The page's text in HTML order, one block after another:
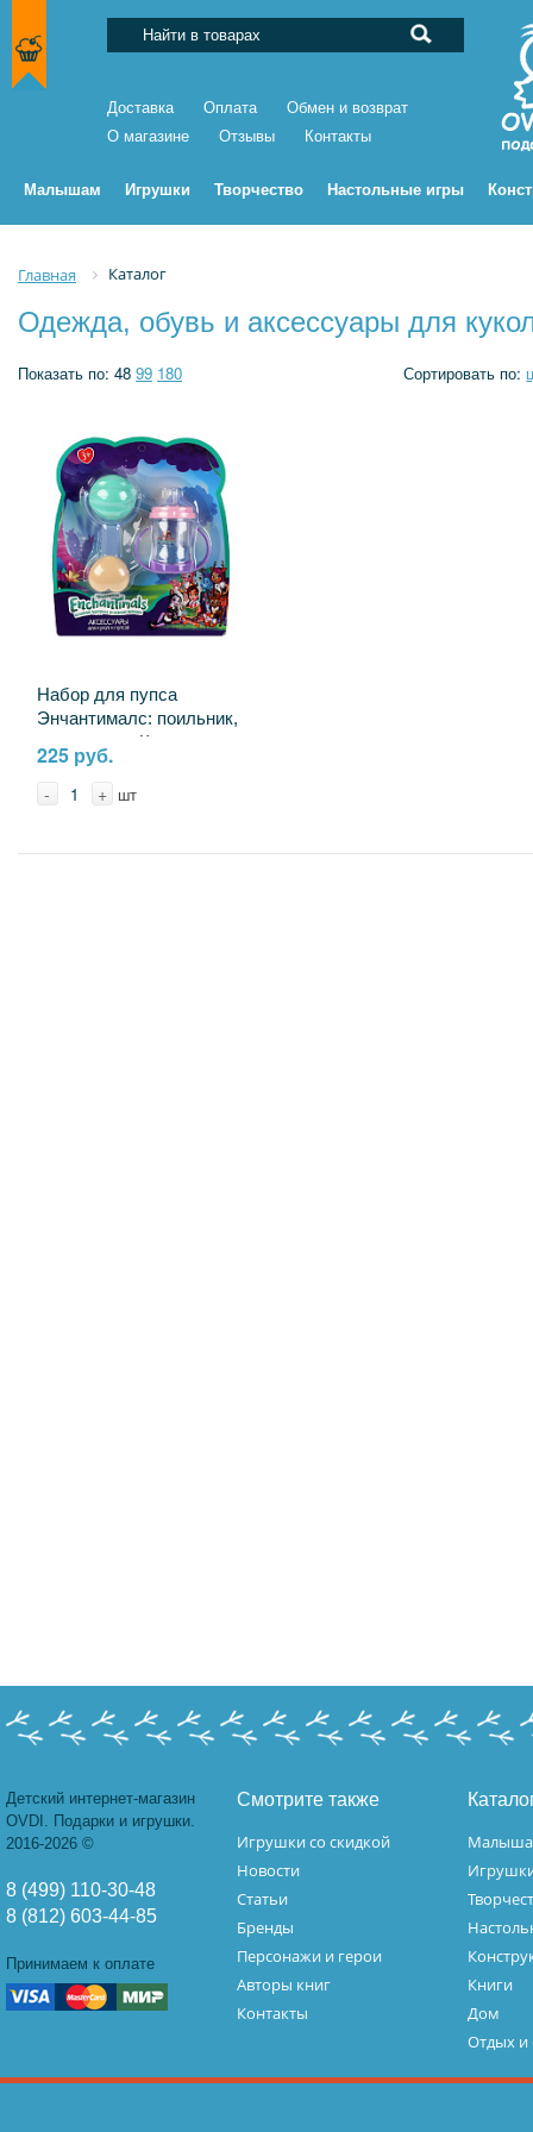
Доставка Оплата
Обмен и возврат
О магазине
Отзывы Контакты
Малышам Игрушки Творчество Настольные игры
Главная Каталог
Одежда, обувь и аксессуары для
Показать по: 48 99 180 Сортировать по:
Набор для пупса
Энчантималс: поильник,
погремушка Карапуз
A1885289-ENC-RU
225 руб.
- + шт
Детский интернет-магазин
OVDI. Подарки и игрушки.
2016-2026 ©
8 (499) 110-30-48
8 (812) 603-44-85
Принимаем к оплате
Смотрите также
Игрушки со скидкой
Новости
Статьи
Бренды
Персонажи и герои
Авторы книг
Контакты
Книги
Дом
Отдых и